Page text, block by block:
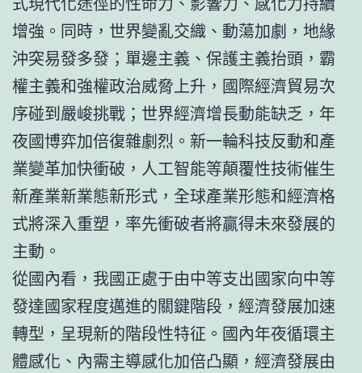
增強。同時，世界變亂交織、動蕩加劇，地緣
沖突易發多發；單邊主義、保護主義抬頭，霸
權主義和強權政治威脅上升，國際經濟貿易次
序碰到嚴峻挑戰；世界經濟增長動能缺乏，年
夜國博弈加倍復雜劇烈。新一輪科技反動和產
業變革加快衝破，人工智能等顛覆性技術催生
新產業新業態新形式，全球產業形態和經濟格
式將深入重塑，率先衝破者將贏得未來發展的
主動。
從國內看，我國正處于由中等支出國家向中等
發達國家程度邁進的關鍵階段，經濟發展加速
轉型，呈現新的階段性特征。國內年夜循環主
體感化、內需主導感化加倍凸顯，經濟發展由